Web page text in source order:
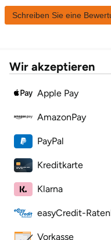
Schreiben Sie eine
Wir akzeptieren
Apple Pay
AmazonPay
PayPal
Kreditkarte
Klarna
easyCredit-
Vorkasse
Langenselbold
Leipzig
Leutkirch
Ludwigslust-Parchim
Löbau
Lübeck